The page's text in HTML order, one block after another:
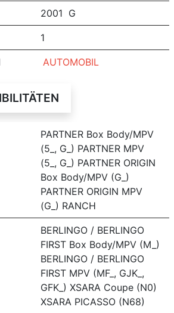
2001 G
1
AUTOMOBIL
PARTNER Box Body/MPV
(5_, G_) PARTNER MPV
(5_, G_) PARTNER ORIGIN
Box Body/MPV (G_)
PARTNER ORIGIN MPV
(G_) RANCH
BERLINGO / BERLINGO
FIRST Box Body/MPV (M_)
BERLINGO / BERLINGO
FIRST MPV (MF_, GJK_,
GFK_) XSARA Coupe (N0)
XSARA PICASSO (N68)